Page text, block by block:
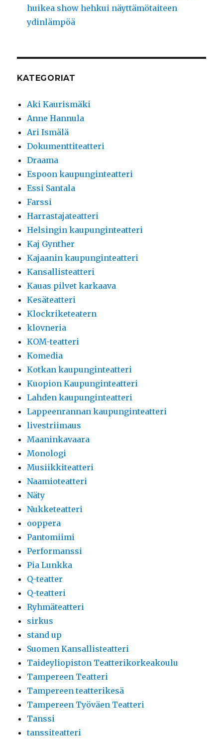
huikea show hehkui näyttämötaiteen
ydinlämpöä
KATEGORIAT
Aki Kaurismäki
Anne Hannula
Ari Ismälä
Dokumenttiteatteri
Draama
Espoon kaupunginteatteri
Essi Santala
Farssi
Harrastajateatteri
Helsingin kaupunginteatteri
Kaj Gynther
Kajaanin kaupunginteatteri
Kansallisteatteri
Kauas pilvet karkaava
Kesäteatteri
Klockriketeatern
klovneria
KOM-teatteri
Komedia
Kotkan kaupunginteatteri
Kuopion Kaupunginteatteri
Lahden kaupunginteatteri
Lappeenrannan kaupunginteatteri
livestriimaus
Maaninkavaara
Monologi
Musiikkiteatteri
Naamioteatteri
Näty
Nukketeatteri
ooppera
Pantomiimi
Performanssi
Pia Lunkka
Q-teatter
Q-teatteri
Ryhmäteatteri
sirkus
stand up
Suomen Kansallisteatteri
Taideyliopiston Teatterikorkeakoulu
Tampereen Teatteri
Tampereen teatterikesä
Tampereen Työväen Teatteri
Tanssi
tanssiteatteri